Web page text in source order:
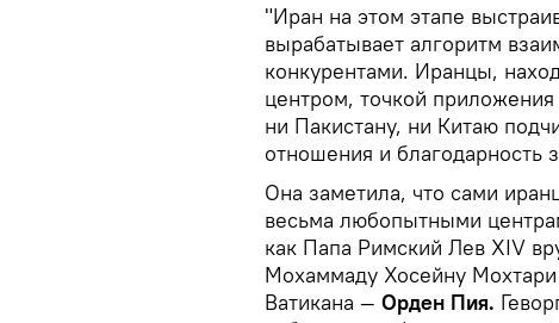
"Иран на этом этапе
вырабатывает алгоритм
конкурентами. Иранцы,
центром, точкой
ни Пакистану, ни Китаю
отношения и благодарность
Она заметила, что сами
весьма любопытными
как Папа Римский Лев XIV
Мохаммаду Хосейну
Ватикана — Орден Пия.